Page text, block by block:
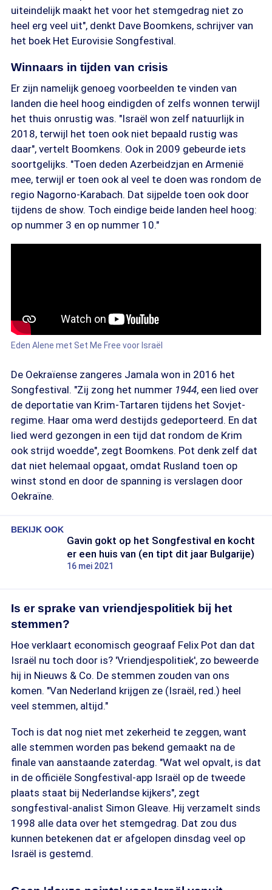
uiteindelijk maakt het voor het stemgedrag niet zo
heel erg veel uit", denkt Dave Boomkens, schrijver van
het boek Het Eurovisie Songfestival.
Winnaars in tijden van crisis
Er zijn namelijk genoeg voorbeelden te vinden van
landen die heel hoog eindigden of zelfs wonnen terwijl
het thuis onrustig was. "Israël won zelf natuurlijk in
2018, terwijl het toen ook niet bepaald rustig was
daar", vertelt Boomkens. Ook in 2009 gebeurde iets
soortgelijks. "Toen deden Azerbeidzjan en Armenië
mee, terwijl er toen ook al veel te doen was rondom de
regio Nagorno-Karabach. Dat sijpelde toen ook door
tijdens de show. Toch eindige beide landen heel hoog:
op nummer 3 en op nummer 10."
Eden Alene met Set Me Free voor Israël
De Oekraïense zangeres Jamala won in 2016 het
Songfestival. "Zij zong het nummer 1944, een lied over
de deportatie van Krim-Tartaren tijdens het Sovjet-
regime. Haar oma werd destijds gedeporteerd. En dat
lied werd gezongen in een tijd dat rondom de Krim
ook strijd woedde", zegt Boomkens. Pot denk zelf dat
dat niet helemaal opgaat, omdat Rusland toen op
winst stond en door de spanning is verslagen door
Oekraïne.
BEKIJK OOK
Gavin gokt op het Songfestival en kocht
er een huis van (en tipt dit jaar Bulgarije)
16 mei 2021
Is er sprake van vriendjespolitiek bij het
stemmen?
Hoe verklaart economisch geograaf Felix Pot dan dat
Israël nu toch door is? 'Vriendjespolitiek', zo beweerde
hij in Nieuws & Co. De stemmen zouden van ons
komen. "Van Nederland krijgen ze (Israël, red.) heel
veel stemmen, altijd."
Toch is dat nog niet met zekerheid te zeggen, want
alle stemmen worden pas bekend gemaakt na de
finale van aanstaande zaterdag. "Wat wel opvalt, is dat
in de officiële Songfestival-app Israël op de tweede
plaats staat bij Nederlandse kijkers", zegt
songfestival-analist Simon Gleave. Hij verzamelt sinds
1998 alle data over het stemgedrag. Dat zou dus
kunnen betekenen dat er afgelopen dinsdag veel op
Israël is gestemd.